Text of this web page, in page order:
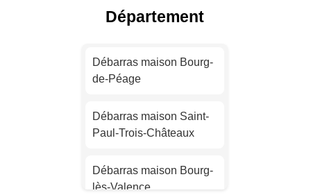
Débarras maison Nice
Débarras maison
Débarras maison
Débarras maison
Département
Débarras maison Bourg-
de-Péage
Débarras maison Saint-
Paul-Trois-Châteaux
Débarras maison Bourg-
lès-Valence